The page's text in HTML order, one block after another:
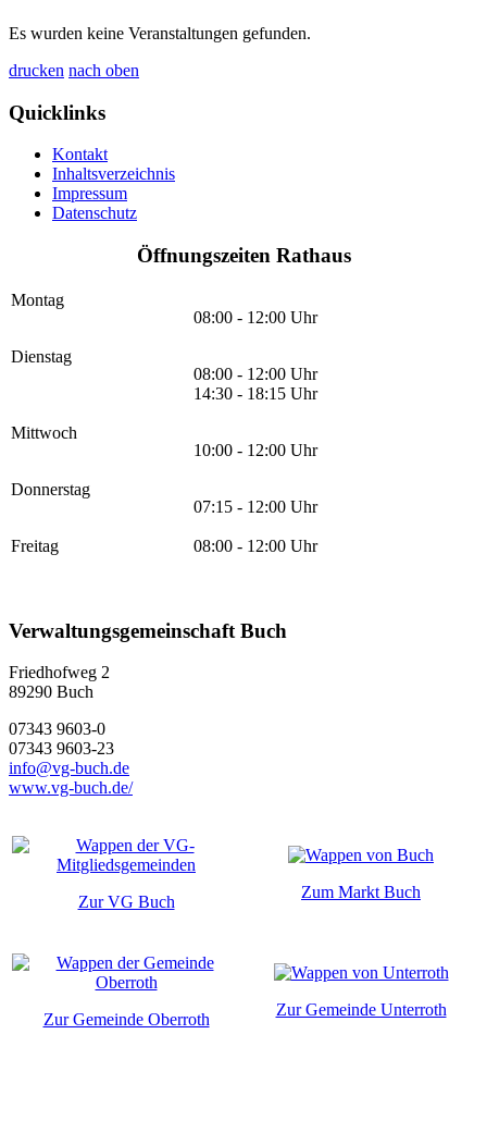
Es wurden keine Veranstaltungen gefunden.
drucken nach oben
Quicklinks
Kontakt
Inhaltsverzeichnis
Impressum
Datenschutz
Öffnungszeiten Rathaus
Montag
08:00 - 12:00 Uhr
Dienstag
08:00 - 12:00 Uhr
14:30 - 18:15 Uhr
Mittwoch
10:00 - 12:00 Uhr
Donnerstag
07:15 - 12:00 Uhr
Freitag 08:00 - 12:00 Uhr
Verwaltungsgemeinschaft Buch
Friedhofweg 2
89290 Buch
07343 9603-0
07343 9603-23
info@vg-buch.de
www.vg-buch.de/
Zur VG Buch
Zum Markt Buch
Zur Gemeinde Oberroth
Zur Gemeinde Unterroth